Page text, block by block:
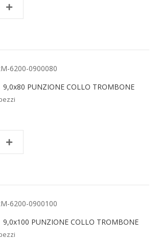
6200-0900080
9,0x80 PUNZIONE COLLO TROMBONE
6200-0900100
9,0x100 PUNZIONE COLLO TROMBONE